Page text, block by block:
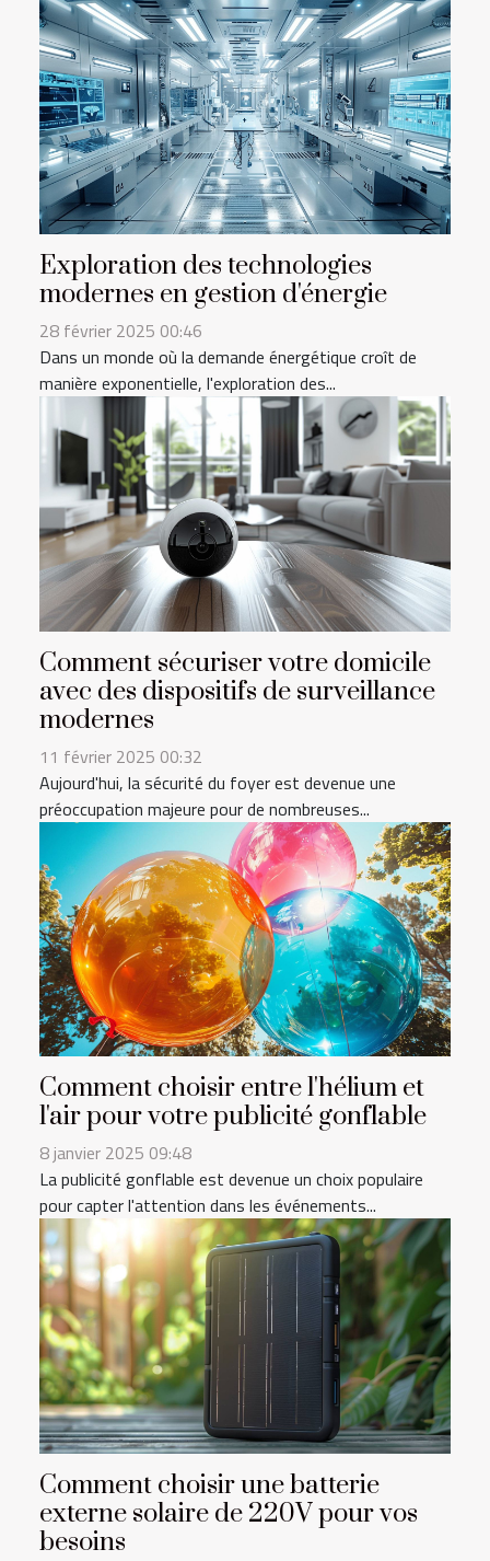
Exploration des technologies
modernes en gestion d'énergie
28 février 2025 00:46
Dans un monde où la demande énergétique croît de
manière exponentielle, l'exploration des...
Comment sécuriser votre domicile
avec des dispositifs de surveillance
modernes
11 février 2025 00:32
Aujourd'hui, la sécurité du foyer est devenue une
préoccupation majeure pour de nombreuses...
Comment choisir entre l'hélium et
l'air pour votre publicité gonflable
8 janvier 2025 09:48
La publicité gonflable est devenue un choix populaire
pour capter l'attention dans les événements...
Comment choisir une batterie
externe solaire de 220V pour vos
besoins